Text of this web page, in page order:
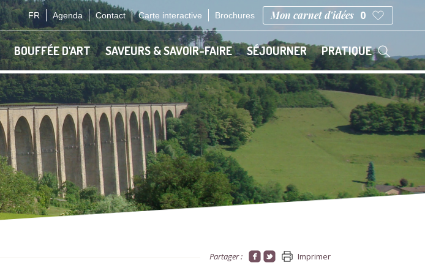
FR Agenda Contact Carte interactive Brochures Mon carnet d'idées 0
BOUFFÉE D'ART SAVEURS & SAVOIR-FAIRE SÉJOURNER PRATIQUE
Partager : Imprimer